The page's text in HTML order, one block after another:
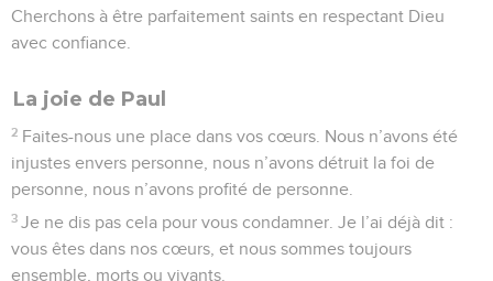
Cherchons à être parfaitement saints en respectant Dieu
avec confiance.
La joie de Paul
2 Faites-nous une place dans vos cœurs. Nous n’avons été
injustes envers personne, nous n’avons détruit la foi de
personne, nous n’avons profité de personne.
3 Je ne dis pas cela pour vous condamner. Je l’ai déjà dit :
vous êtes dans nos cœurs, et nous sommes toujours
ensemble, morts ou vivants.